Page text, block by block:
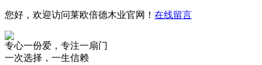
您好，欢迎访问莱欧倍德木业官网！ 在线留言
专心一份爱，专注一扇门
一次选择，一生信赖